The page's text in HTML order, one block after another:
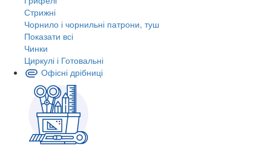
Стрижні
Чорнило і чорнильні патрони, туш
Показати всі
Чинки
Циркулі і Готовальні
Офісні дрібниці